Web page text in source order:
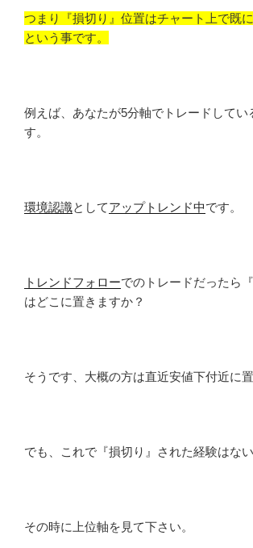
つまり『損切り』位置はチャート上で既
という事です。
例えば、あなたが5分軸でトレードしてい
す。
環境認識としてアップトレンド中です。
トレンドフォローでのトレードだったら
はどこに置きますか？
そうです、大概の方は直近安値下付近に置
でも、これで『損切り』された経験はない
その時に上位軸を見て下さい。